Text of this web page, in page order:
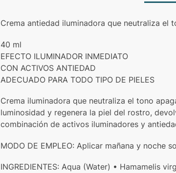
Crema antiedad iluminadora que neutraliza el
40 ml
EFECTO ILUMINADOR INMEDIATO
CON ACTIVOS ANTIEDAD
ADECUADO PARA TODO TIPO DE PIELES
Crema iluminadora que neutraliza el tono
luminosidad y regenera la piel del rostro,
combinación de activos iluminadores y
MODO DE EMPLEO: Aplicar mañana y noche
INGREDIENTES: Aqua (Water) • Hamamelis